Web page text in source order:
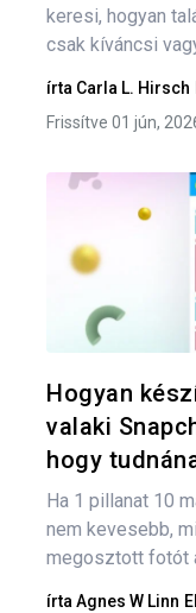
keresi, hogyan
csak kíváncsi
írta Carla L. Hirsch
Frissítve 01 jún,
Hogyan
valaki
hogy
Ha 1 pillanat 10
nem kevesebb,
megosztott fotót
írta Agnes W Linn